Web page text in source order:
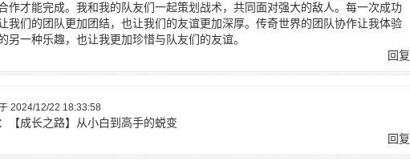
作才能完成。我和我的队友们一起策划战术，共同面对强大的敌人。每一次成功
我们的团队更加团结，也让我们的友谊更加深厚。传奇世界的团队协作让我体验
另一种乐趣，也让我更加珍惜与队友们的友谊。
回复
2024/12/22 18:33:58
【成长之路】从小白到高手的蜕变
回复